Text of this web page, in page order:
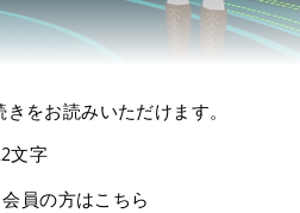
をお読みいただけます。
文字
会員の方はこちら